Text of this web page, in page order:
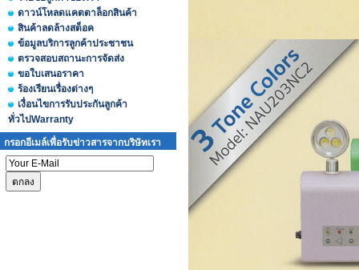
ดาวน์โหลดแคตตาล็อกสินค้า
สินค้าลดล้างสต็อค
ข้อมูลบริการลูกค้าประชาชน
ตรวจสอบสถานะการจัดส่ง
ขอใบเสนอราคา
ร้องเรียนเรื่องต่างๆ
เงื่อนไขการรับประกันลูกค้า
ทั่วไปWarranty
กรอกอีเมล์เพื่อรับข่าวสารจากบริษัทเรา